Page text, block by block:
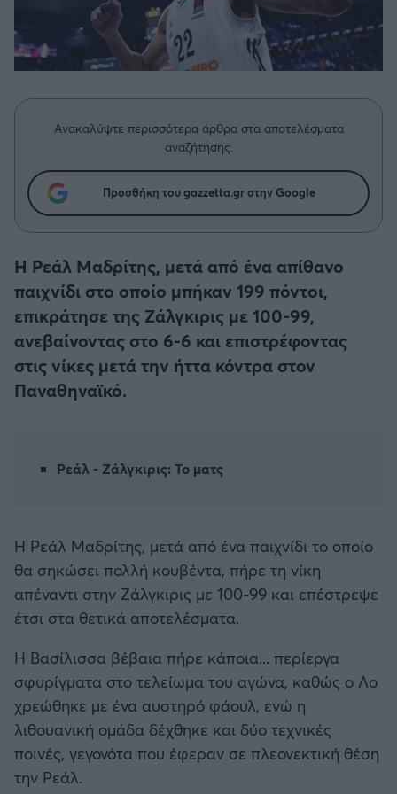
Δημήτρης Τσορμπατζόγλου
Άρης
Λεβαδειακός
ΟΦΗ
Βόλος
Ατρόμητος Αθηνών
Κηφισιά
Αστέρας Τρίπολης
Παναιτωλικός
Ρεάλ Μαδρίτης
Ατλέτικο Μαδρίτης
Λίβερπουλ
Συνεντεύξεις
Μεγάλη μου Αγάπη
Μια Ιστορία από την Πόλη
Ανακαλύψτε περισσότερα άρθρα στα αποτελέσματα
αναζήτησης.
Προσθήκη του gazzetta.gr στην Google
Η Ρεάλ Μαδρίτης, μετά από ένα απίθανο
παιχνίδι στο οποίο μπήκαν 199 πόντοι,
επικράτησε της Ζάλγκιρις με 100-99,
ανεβαίνοντας στο 6-6 και επιστρέφοντας
στις νίκες μετά την ήττα κόντρα στον
Παναθηναϊκό.
Ρεάλ - Ζάλγκιρις: Το ματς
Η Ρεάλ Μαδρίτης, μετά από ένα παιχνίδι το οποίο
θα σηκώσει πολλή κουβέντα, πήρε τη νίκη
απέναντι στην Ζάλγκιρις με 100-99 και επέστρεψε
έτσι στα θετικά αποτελέσματα.
Η Βασίλισσα βέβαια πήρε κάποια... περίεργα
σφυρίγματα στο τελείωμα του αγώνα, καθώς ο Λο
χρεώθηκε με ένα αυστηρό φάουλ, ενώ η
λιθουανική ομάδα δέχθηκε και δύο τεχνικές
ποινές, γεγονότα που έφεραν σε πλεονεκτική θέση
την Ρεάλ.